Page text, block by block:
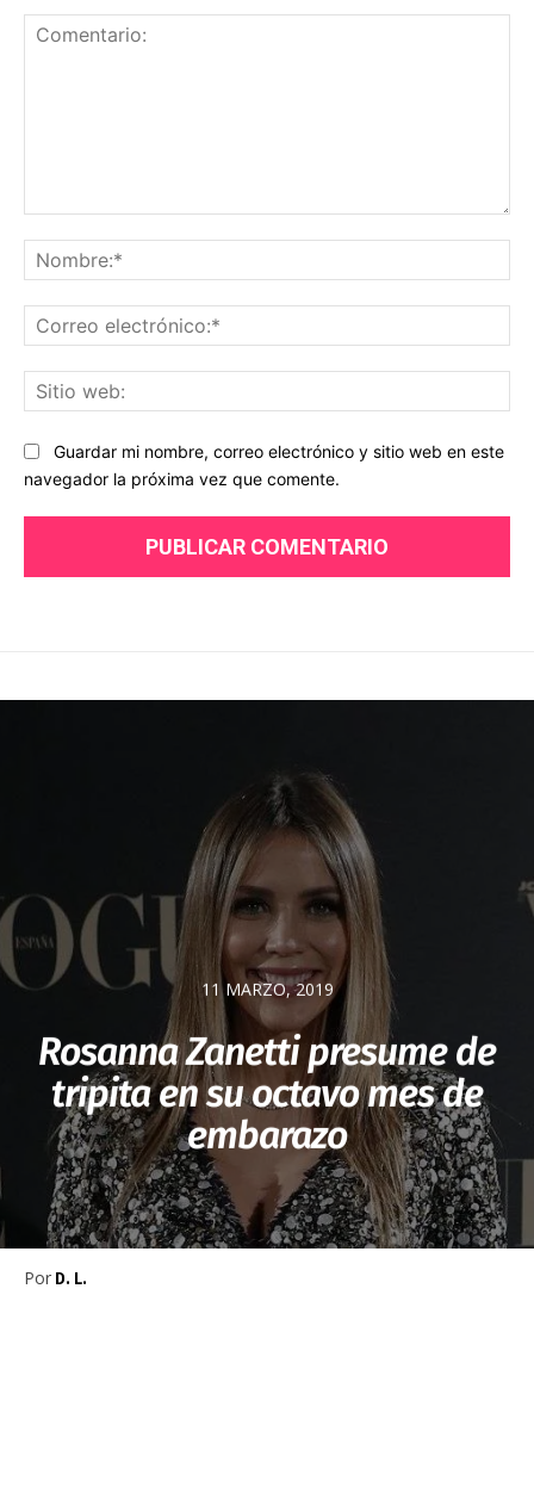
Guardar mi nombre, correo electrónico y sitio web en este
navegador la próxima vez que comente.